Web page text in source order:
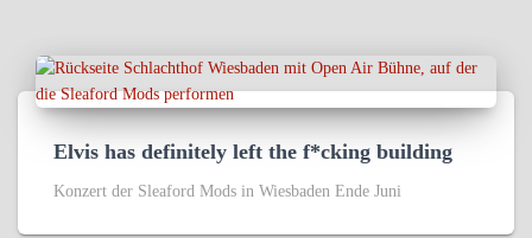
Elvis has definitely left the f*cking building
Konzert der Sleaford Mods in Wiesbaden Ende Juni